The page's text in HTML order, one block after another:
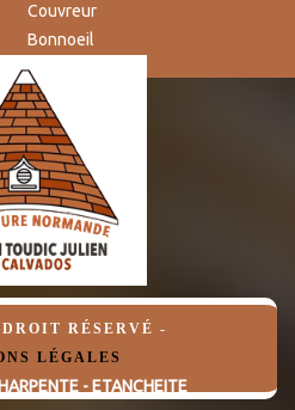
Couvreur
Bonnoeil
RÉSERVÉ -
LÉGALES
- ETANCHEITE